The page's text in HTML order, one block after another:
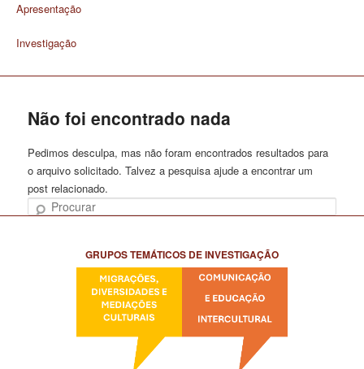
Apresentação
Investigação
Não foi encontrado nada
Pedimos desculpa, mas não foram encontrados resultados para
o arquivo solicitado. Talvez a pesquisa ajude a encontrar um
post relacionado.
Procurar
GRUPOS TEMÁTICOS DE INVESTIGAÇÃO